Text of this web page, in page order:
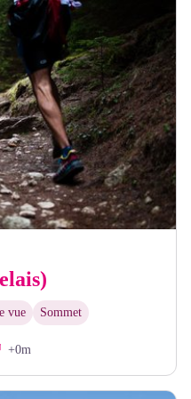
vue Sommet
+0m